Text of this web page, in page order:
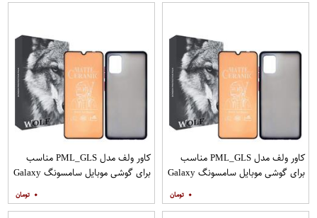
کاور ولف مدل PML_GLS مناسب
برای گوشی موبایل سامسونگ Galaxy
۰
کاور ولف مدل PML_GLS مناسب
برای گوشی موبایل سامسونگ Galaxy
مات
۰